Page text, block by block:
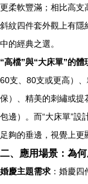
更柔軟豐滿；相比高支
斜紋四件套外觀上有隱
中的經典之選。
“高檔”與“大床單”的體
60支、80支或更高）
保）、精美的刺繡或提
包邊）。而“大床單”設
足夠的垂邊，視覺上更
二、應用場景：為
婚慶主題需求 ：婚慶